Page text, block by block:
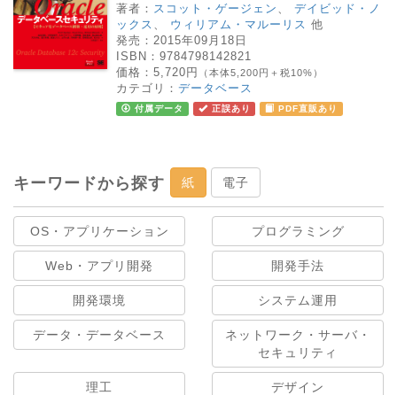
著者： スコット・ゲージェン 、 デイビッド・ノ
ックス 、 ウィリアム・マルーリス 他
発売： 2015年09月18日
ISBN： 9784798142821
価格： 5,720円 （本体5,200円＋税10%）
カテゴリ： データベース
付属データ 正誤あり PDF直販あり
キーワードから探す 紙 電子
OS・アプリケーション プログラミング
Web・アプリ開発 開発手法
開発環境 システム運用
データ・データベース
ネットワーク・サーバ・
セキュリティ
理工 デザイン